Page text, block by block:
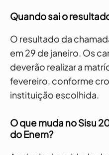
Quando sai o
O resultado da
em 29 de janeiro. Os
deverão realizar a
fevereiro, conforme
instituição escolhida.
O que muda no Sisu
do Enem?